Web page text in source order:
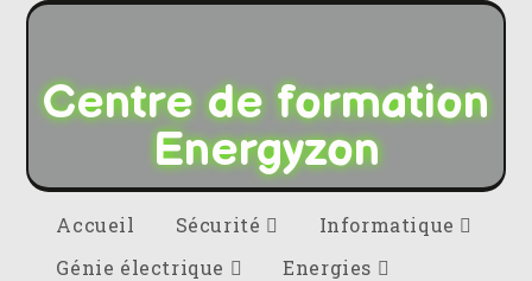
Centre de formation
Energyzon
Accueil Sécurité
Informatique
Génie électrique
Energies